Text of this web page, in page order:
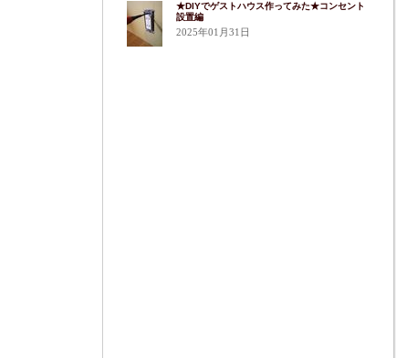
★DIYでゲストハウス作ってみた★コンセント
設置編
2025年01月31日